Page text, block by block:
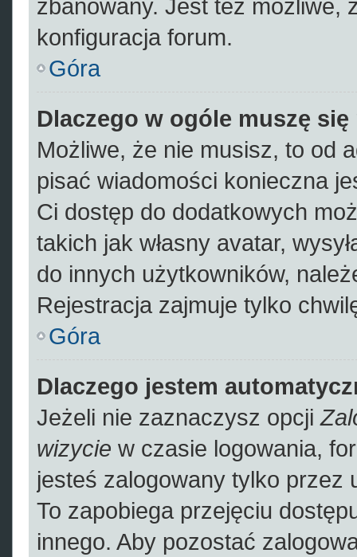
zbanowany. Jest też możliwe,
konfiguracja forum.
Góra
Dlaczego w ogóle muszę
Możliwe, że nie musisz, to od
pisać wiadomości konieczna
Ci dostęp do dodatkowych
takich jak własny avatar,
do innych użytkowników,
Rejestracja zajmuje tylko
Góra
Dlaczego jestem
Jeżeli nie zaznaczysz opcji
wizycie w czasie logowania,
jesteś zalogowany tylko przez
To zapobiega przejęciu
innego. Aby pozostać